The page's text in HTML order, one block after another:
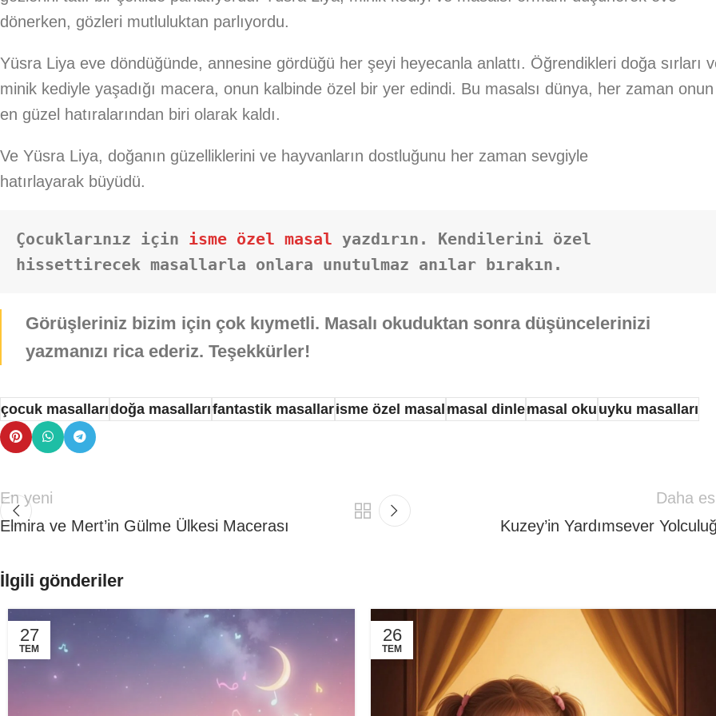
dönerken, gözleri mutluluktan parlıyordu.
Yüsra Liya eve döndüğünde, annesine gördüğü her şeyi heyecanla anlattı. Öğrendikleri doğa sırları
minik kediyle yaşadığı macera, onun kalbinde özel bir yer edindi. Bu masalsı dünya, her zaman onun
en güzel hatıralarından biri olarak kaldı.
Ve Yüsra Liya, doğanın güzelliklerini ve hayvanların dostluğunu her zaman sevgiyle
hatırlayarak büyüdü.
Çocuklarınız için isme özel masal yazdırın. Kendilerini özel
hissettirecek masallarla onlara unutulmaz anılar bırakın.
Görüşleriniz bizim için çok kıymetli. Masalı okuduktan sonra düşüncelerinizi
yazmanızı rica ederiz. Teşekkürler!
çocuk masallarıdoğa masallarıfantastik masallarisme özel masalmasal dinlemasal okuuyku masalları
En yeni
Elmira ve Mert’in Gülme Ülkesi Macerası
Daha
Kuzey’in Yardımsever
İlgili gönderiler
27
TEM
26
TEM